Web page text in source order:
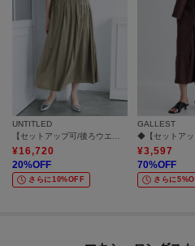
UNTITLED
¥16,720
20%OFF
さらに10%OFF
GALLEST
¥3,597
70%OFF
さらに